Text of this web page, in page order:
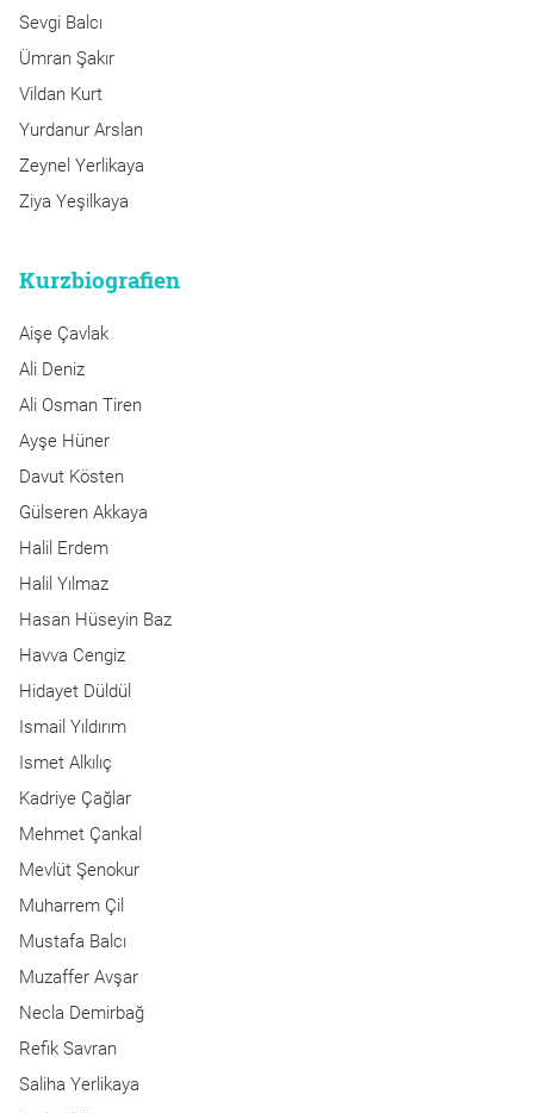
Sevgi Balcı
Ümran Şakır
Vildan Kurt
Yurdanur Arslan
Zeynel Yerlikaya
Ziya Yeşilkaya
Kurzbiografien
Aişe Çavlak
Ali Deniz
Ali Osman Tiren
Ayşe Hüner
Davut Kösten
Gülseren Akkaya
Halil Erdem
Halil Yılmaz
Hasan Hüseyin Baz
Havva Cengiz
Hidayet Düldül
Ismail Yıldırım
Ismet Alkılıç
Kadriye Çağlar
Mehmet Çankal
Mevlüt Şenokur
Muharrem Çil
Mustafa Balcı
Muzaffer Avşar
Necla Demirbağ
Refik Savran
Saliha Yerlikaya